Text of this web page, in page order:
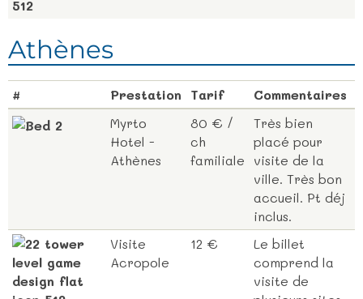
Athènes
# Prestation Tarif
Commentaires
Myrto
Hotel -
Athènes
80 € /
ch
familiale
Très bien
placé pour
visite de la
ville. Très bon
accueil. Pt déj
inclus.
Visite
Acropole
12 €
Le billet
comprend la
visite de